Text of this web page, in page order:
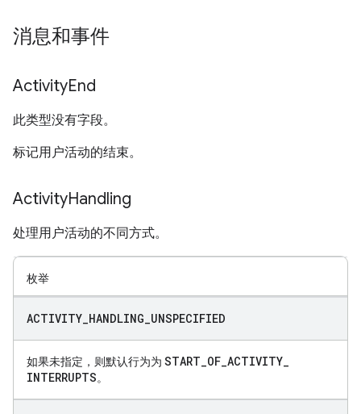
消息和事件
ActivityEnd
此类型没有字段。
标记用户活动的结束。
ActivityHandling
处理用户活动的不同方式。
枚举
ACTIVITY HANDLING UNSPECIFIED
如果未指定，则默认行为为 START_OF_ACTIVITY_
INTERRUPTS。